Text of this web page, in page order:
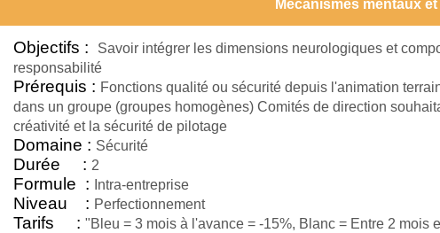
Mécanismes mentaux
Objectifs :
Savoir intégrer les dimensions neurologiques et
responsabilité
Prérequis : Fonctions qualité ou sécurité depuis l'animation
dans un groupe (groupes homogènes) Comités de direction
créativité et la sécurité de pilotage
Domaine : Sécurité
Durée : 2
Formule : Intra-entreprise
Niveau : Perfectionnement
Tarifs : "Bleu = 3 mois à l'avance = -15%, Blanc = Entre 2 mois